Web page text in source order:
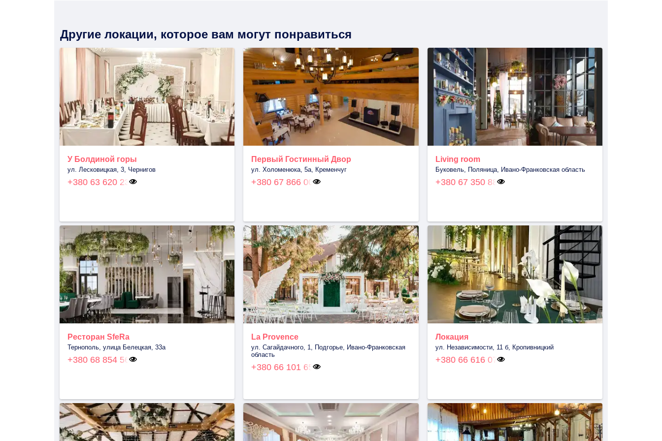
Другие локации, которое вам могут понравиться
У Болдиной горы
ул. Лесковицкая, 3, Чернигов
+380 63 620 23
Первый Гостинный Двор
ул. Холоменюка, 5а, Кременчуг
+380 67 866 00
Living room
Буковель, Поляница, Ивано-Франковская область
+380 67 350 88
Ресторан SfeRa
Тернополь, улица Белецкая, 33а
+380 68 854 56
La Provence
ул. Сагайдачного, 1, Подгорье, Ивано-Франковская
область
+380 66 101 65
Локация
ул. Независимости, 11 б, Кропивницкий
+380 66 616 07